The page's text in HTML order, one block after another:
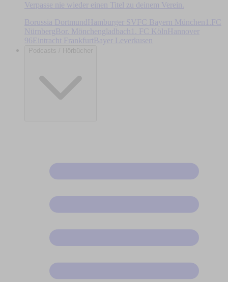
Verpasse nie wieder einen Titel zu deinem Verein.
Borussia DortmundHamburger SV FC Bayern München
1.FC
Nürnberg Bor. Mönchengladbach 1. FC Köln
Hannover
96Eintracht Frankfurt Bayer Leverkusen
Podcasts / Hörbücher